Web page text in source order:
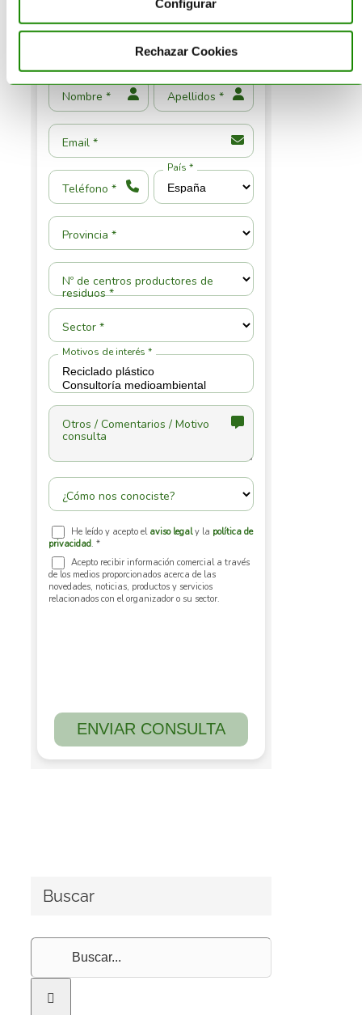
Configurar
Rechazar Cookies
Buscar
Buscar: